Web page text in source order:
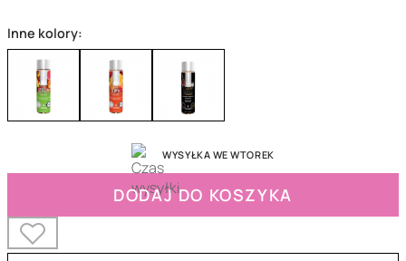
Inne kolory:
WYSYŁKA WE WTOREK
DODAJ DO KOSZYKA